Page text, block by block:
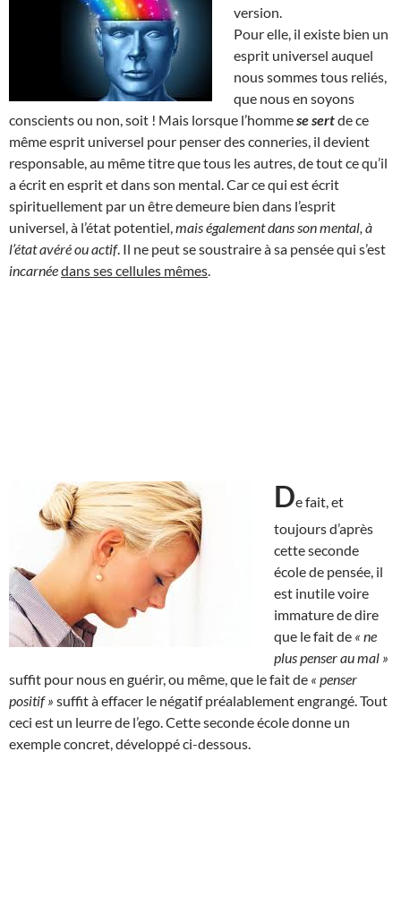
version.
Pour elle, il existe bien un
esprit universel auquel
nous sommes tous reliés,
que nous en soyons
conscients ou non, soit ! Mais lorsque l’hommese sertde ce
même esprit universel pour penser des conneries, il devient
responsable, au même titre que tous les autres, de tout ce qu’il
a écrit en esprit et dans son mental. Car ce qui est écrit
spirituellement par un être demeure bien dans l’esprit
universel, à l’état potentiel, mais également dans son mental, à
l’état avéré ou actif. Il ne peut se soustraire à sa pensée qui s’est
incarnéedans ses cellules mêmes
De fait, et
toujours d’après
cette seconde
école de pensée, il
est inutile voire
immature de dire
que le fait de « ne
plus penser au mal »
suffit pour nous en guérir, ou même, que le fait de « penser
positif » suffit à effacer le négatif préalablement engrangé. Tout
ceci est un leurre de l’ego. Cette seconde école donne un
exemple concret, développé ci-dessous.